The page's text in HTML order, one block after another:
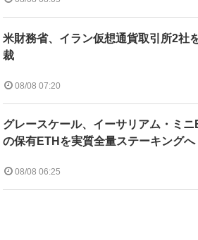
米財務省、イラン仮想通貨取引所2社
裁
08/08 07:20
グレースケール、イーサリアム・ミニ
の保有ETHを実質全量ステーキングへ
08/08 06:25